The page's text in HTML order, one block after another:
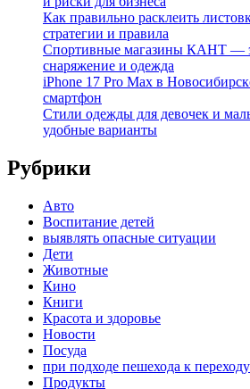
Как правильно расклеить
стратегии и правила
Спортивные магазины КАНТ —
снаряжение и одежда
iPhone 17 Pro Max в
смартфон
Стили одежды для девочек и
удобные варианты
Рубрики
Авто
Воспитание детей
выявлять опасные ситуации
Дети
Животные
Кино
Книги
Красота и здоровье
Новости
Посуда
при подходе пешехода к переходу
Продукты